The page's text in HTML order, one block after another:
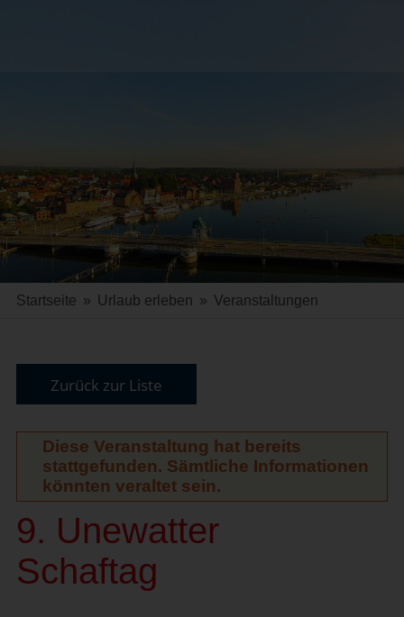
Startseite » Urlaub erleben » Veranstaltungen
Zurück zur Liste
Diese Veranstaltung hat bereits
stattgefunden. Sämtliche Informationen
könnten veraltet sein.
9. Unewatter
Schaftag